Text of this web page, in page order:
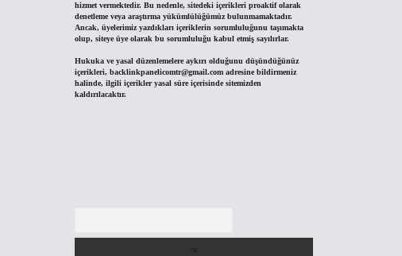
hizmet vermektedir. Bu nedenle, sitedeki içerikleri proaktif olarak
denetleme veya araştırma yükümlülüğümüz bulunmamaktadır.
Ancak, üyelerimiz yazdıkları içeriklerin sorumluluğunu taşımakta
olup, siteye üye olarak bu sorumluluğu kabul etmiş sayılırlar.
Hukuka ve yasal düzenlemelere aykırı olduğunu düşündüğünüz
içerikleri, backlinkpanelicomtr@gmail.comadresine bildirmeniz
halinde, ilgili içerikler yasal süre içerisinde sitemizden
kaldırılacaktır.